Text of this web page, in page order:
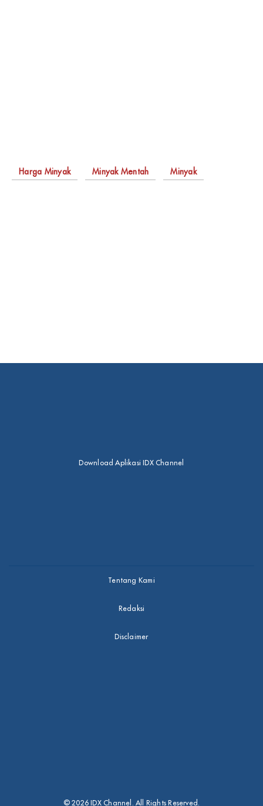
Harga Minyak Minyak Mentah Minyak
Download Aplikasi IDX Channel
Tentang Kami
Redaksi
Disclaimer
© 2026 IDX Channel. All Rights Reserved.